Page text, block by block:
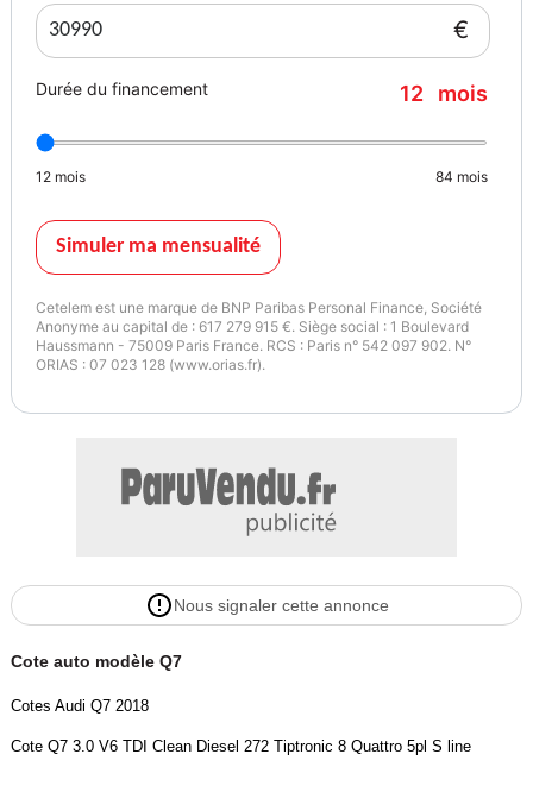
sièges AR
- Frein de stationnement électromécanique avec fonction hold
secours
Couleur
Couleur intérieur
€
Durée du financement 12 mois
12 mois 84 mois
Simuler ma mensualité
Cetelem est une marque de BNP Paribas Personal Finance, Société
Anonyme au capital de : 617 279 915 €. Siège social : 1 Boulevard
Haussmann - 75009 Paris France. RCS : Paris n° 542 097 902. N°
ORIAS : 07 023 128 (www.orias.fr).
Nous signaler cette annonce
Cote auto modèle Q7
Cotes Audi Q7 2018
Cote Q7 3.0 V6 TDI Clean Diesel 272 Tiptronic 8 Quattro 5pl S line